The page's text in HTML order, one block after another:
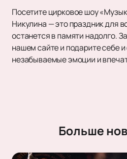
Посетите цирковое шоу
Никулина — это праздник для
останется в памяти надолго.
нашем сайте и подарите себе
незабываемые эмоции и
Больше